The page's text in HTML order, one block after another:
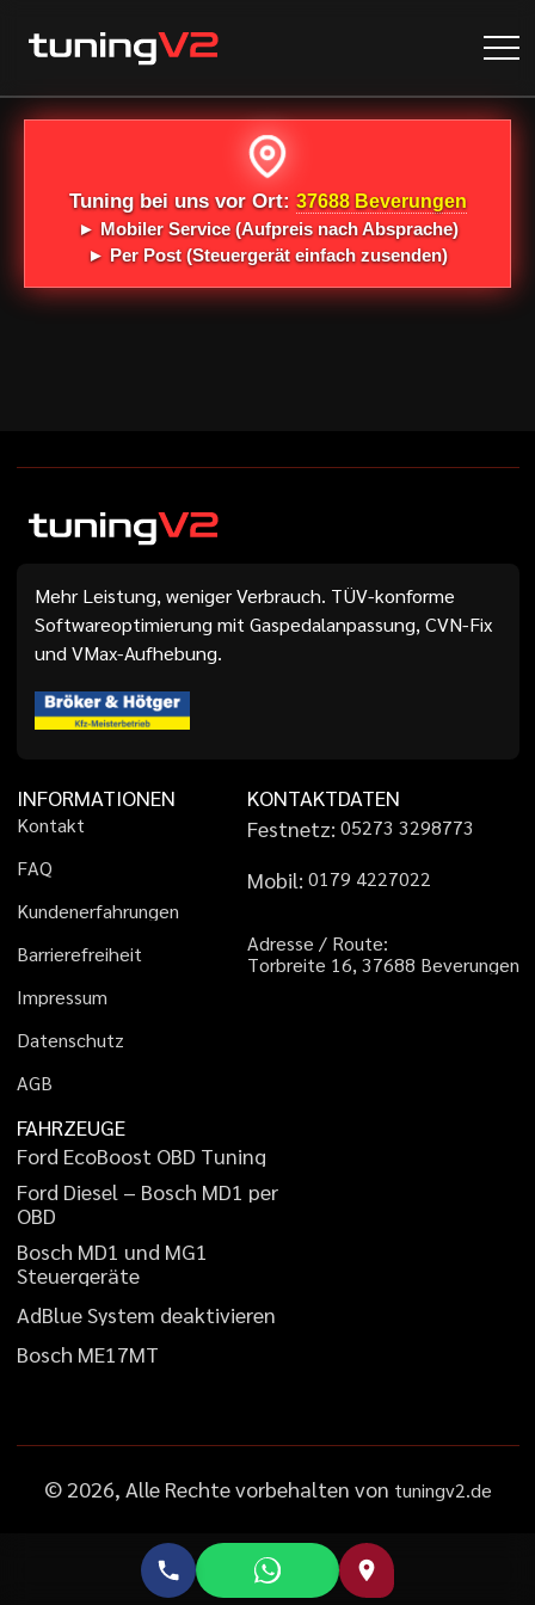
Tuning bei uns vor Ort: 37688 Beverungen
► Mobiler Service(Aufpreis nach Absprache)
►Per Post(Steuergerät einfach zusenden)
Mehr Leistung, weniger Verbrauch. TÜV-konforme
Softwareoptimierung mit Gaspedalanpassung, CVN-Fix
und VMax-Aufhebung.
INFORMATIONEN
Kontakt
FAQ
Kundenerfahrungen
Barrierefreiheit
Impressum
Datenschutz
AGB
KONTAKTDATEN
Festnetz: 05273 3298773
Mobil: 01 79 4227022
Adresse / Route:
Torbreite 16, 37688 Beverungen
FAHRZEUGE
Ford EcoBoost OBD Tuning
Ford Diesel – Bosch MD1 per
OBD
Bosch MD1 und MG1
Steuergeräte
AdBlueSystem deaktivieren
Bosch ME17MT
© 2026, Alle Rechte vorbehalten von tuningv2.de